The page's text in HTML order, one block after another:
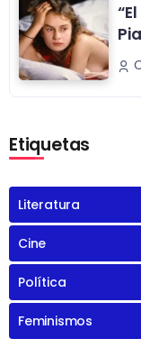
Etiquetas
Literatura
Cine
Política
Feminismos